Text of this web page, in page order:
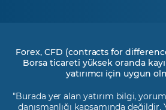
Forex, CFD (contracts for
Borsa ticareti yüksek oranda
yatırımcı için uygun
"Burada yer alan yatırım bilgi,
danışmanlığı kapsamında değildir.